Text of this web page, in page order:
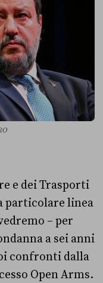
e dei Trasporti
particolare linea
– per
a sei anni
confronti dalla
Open Arms.